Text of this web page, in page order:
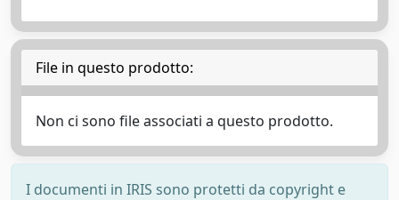
File in questo prodotto:
Non ci sono file associati a questo prodotto.
I documenti in IRIS sono protetti da copyright e